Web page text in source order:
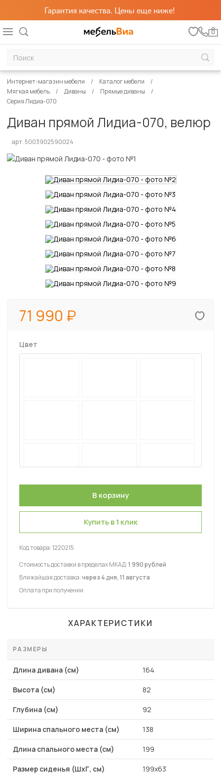
Гарантия качества. Цены еще ниже!
0
Интернет-магазин мебели
Каталог мебели
Мягкая мебель
Диваны
Прямые диваны
Серия Лидиа-070
Диван прямой Лидиа-070, велюр
арт. 5003902590024
71 990
Цвет
Купить в 1 клик
Код товара:1220215
Стоимость доставки в пределах МКАД:1 990 рублей
Ближайшая доставка:через 4 дня, 11 августа
Оплата при получении
ХАРАКТЕРИСТИКИ
РАЗМЕРЫ
Длина дивана (см) 164
Высота (см) 82
Глубина (см) 92
Ширина спального места (см) 138
Длина спального места (см) 199
Размер сиденья (ШхГ, см) 199x63